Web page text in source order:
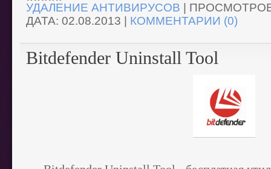
УДАЛЕНИЕ АНТИВИРУСОВ |
ДАТА: 02.08.2013 | КОММЕНТАРИИ (0)
Bitdefender Uninstall Tool